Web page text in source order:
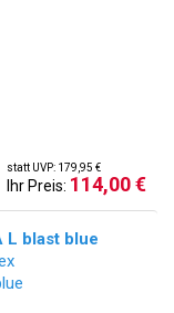
statt UVP: 179,95 €
Ihr Preis: 114,00 €
L blast blue